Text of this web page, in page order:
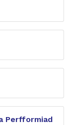
Perfformiad